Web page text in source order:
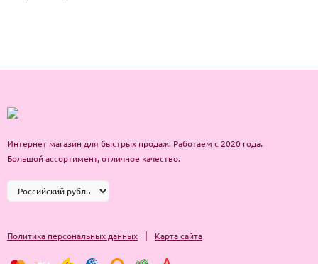
Интернет магазин для быстрых продаж. Работаем с 2020 года.
Большой ассортимент, отличное качество.
Политика персональных данных | Карта сайта